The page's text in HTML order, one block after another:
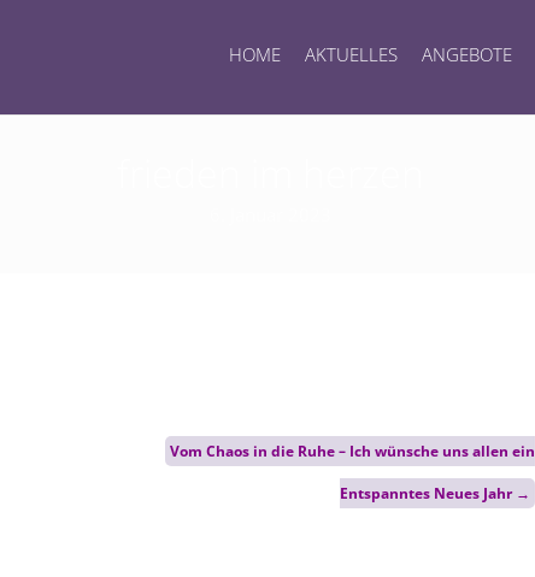
HOME AKTUELLES ANGEBOTE
Vom Chaos in die Ruhe – Ich wünsche uns allen ein
Entspanntes Neues Jahr →